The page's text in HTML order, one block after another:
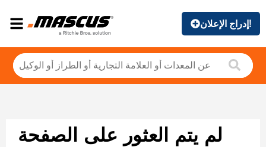
إدراج الإعلان!
لم يتم العثور على الصفحة